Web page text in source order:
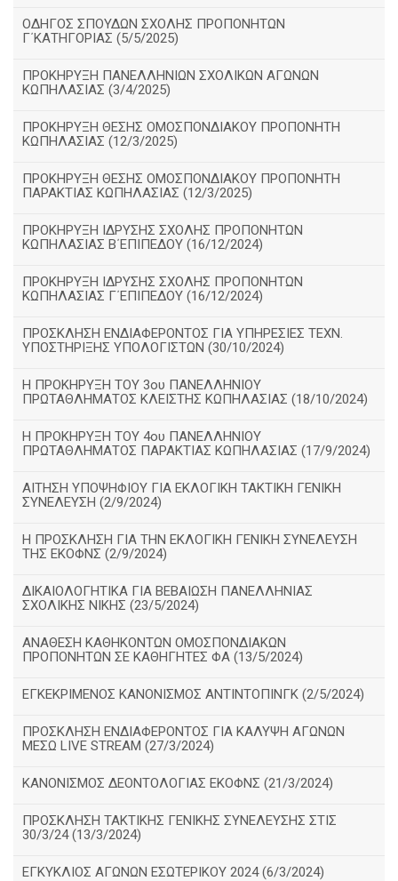
ΟΔΗΓΟΣ ΣΠΟΥΔΩΝ ΣΧΟΛΗΣ ΠΡΟΠΟΝΗΤΩΝ
Γ΄ΚΑΤΗΓΟΡΙΑΣ (5/5/2025)
ΠΡΟΚΗΡΥΞΗ ΠΑΝΕΛΛΗΝΙΩΝ ΣΧΟΛΙΚΩΝ ΑΓΩΝΩΝ
ΚΩΠΗΛΑΣΙΑΣ (3/4/2025)
ΠΡΟΚΗΡΥΞΗ ΘΕΣΗΣ ΟΜΟΣΠΟΝΔΙΑΚΟΥ ΠΡΟΠΟΝΗΤΗ
ΚΩΠΗΛΑΣΙΑΣ (12/3/2025)
ΠΡΟΚΗΡΥΞΗ ΘΕΣΗΣ ΟΜΟΣΠΟΝΔΙΑΚΟΥ ΠΡΟΠΟΝΗΤΗ
ΠΑΡΑΚΤΙΑΣ ΚΩΠΗΛΑΣΙΑΣ (12/3/2025)
ΠΡΟΚΗΡΥΞΗ ΙΔΡΥΣΗΣ ΣΧΟΛΗΣ ΠΡΟΠΟΝΗΤΩΝ
ΚΩΠΗΛΑΣΙΑΣ Β΄ΕΠΙΠΕΔΟΥ (16/12/2024)
ΠΡΟΚΗΡΥΞΗ ΙΔΡΥΣΗΣ ΣΧΟΛΗΣ ΠΡΟΠΟΝΗΤΩΝ
ΚΩΠΗΛΑΣΙΑΣ Γ΄ΕΠΙΠΕΔΟΥ (16/12/2024)
ΠΡΟΣΚΛΗΣΗ ΕΝΔΙΑΦΕΡΟΝΤΟΣ ΓΙΑ ΥΠΗΡΕΣΙΕΣ ΤΕΧΝ.
ΥΠΟΣΤΗΡΙΞΗΣ ΥΠΟΛΟΓΙΣΤΩΝ (30/10/2024)
Η ΠΡΟΚΗΡΥΞΗ ΤΟΥ 3ου ΠΑΝΕΛΛΗΝΙΟΥ
ΠΡΩΤΑΘΛΗΜΑΤΟΣ ΚΛΕΙΣΤΗΣ ΚΩΠΗΛΑΣΙΑΣ (18/10/2024)
Η ΠΡΟΚΗΡΥΞΗ ΤΟΥ 4ου ΠΑΝΕΛΛΗΝΙΟΥ
ΠΡΩΤΑΘΛΗΜΑΤΟΣ ΠΑΡΑΚΤΙΑΣ ΚΩΠΗΛΑΣΙΑΣ (17/9/2024)
ΑΙΤΗΣΗ ΥΠΟΨΗΦΙΟΥ ΓΙΑ ΕΚΛΟΓΙΚΗ ΤΑΚΤΙΚΗ ΓΕΝΙΚΗ
ΣΥΝΕΛΕΥΣΗ (2/9/2024)
Η ΠΡΟΣΚΛΗΣΗ ΓΙΑ ΤΗΝ ΕΚΛΟΓΙΚΗ ΓΕΝΙΚΗ ΣΥΝΕΛΕΥΣΗ
ΤΗΣ ΕΚΟΦΝΣ (2/9/2024)
ΔΙΚΑΙΟΛΟΓΗΤΙΚΑ ΓΙΑ ΒΕΒΑΙΩΣΗ ΠΑΝΕΛΛΗΝΙΑΣ
ΣΧΟΛΙΚΗΣ ΝΙΚΗΣ (23/5/2024)
ΑΝΑΘΕΣΗ ΚΑΘΗΚΟΝΤΩΝ ΟΜΟΣΠΟΝΔΙΑΚΩΝ
ΠΡΟΠΟΝΗΤΩΝ ΣΕ ΚΑΘΗΓΗΤΕΣ ΦΑ (13/5/2024)
ΕΓΚΕΚΡΙΜΕΝΟΣ ΚΑΝΟΝΙΣΜΟΣ ΑΝΤΙΝΤΟΠΙΝΓΚ (2/5/2024)
ΠΡΟΣΚΛΗΣΗ ΕΝΔΙΑΦΕΡΟΝΤΟΣ ΓΙΑ ΚΑΛΥΨΗ ΑΓΩΝΩΝ
ΜΕΣΩ LIVE STREAM (27/3/2024)
ΚΑΝΟΝΙΣΜΟΣ ΔΕΟΝΤΟΛΟΓΙΑΣ ΕΚΟΦΝΣ (21/3/2024)
ΠΡΟΣΚΛΗΣΗ ΤΑΚΤΙΚΗΣ ΓΕΝΙΚΗΣ ΣΥΝΕΛΕΥΣΗΣ ΣΤΙΣ
30/3/24 (13/3/2024)
ΕΓΚΥΚΛΙΟΣ ΑΓΩΝΩΝ ΕΣΩΤΕΡΙΚΟΥ 2024 (6/3/2024)